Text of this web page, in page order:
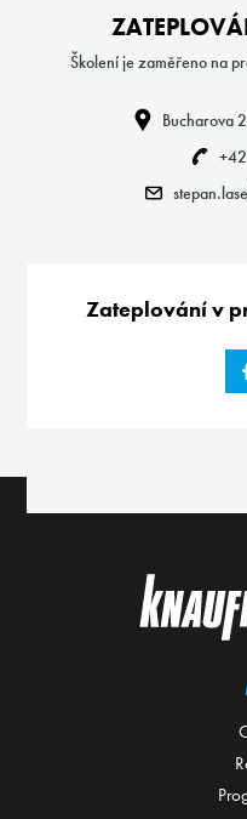
Školení je zaměřeno na
Bucharova
Zateplování v